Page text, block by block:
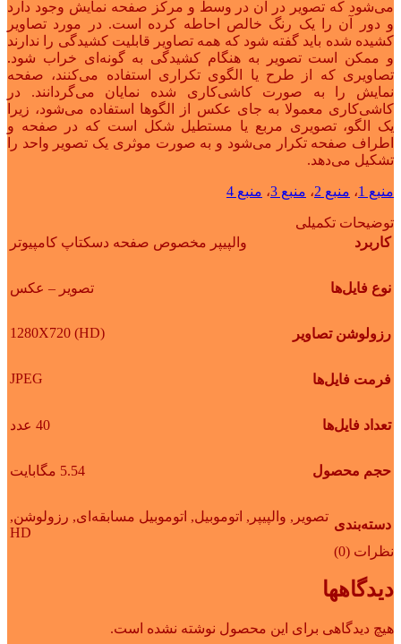
می‌شود که تصویر در آن در وسط و مرکز صفحه نمایش وجود دارد
و دور آن را یک رنگ خالص احاطه کرده است. در مورد تصاویر
کشیده شده باید گفته شود که همه تصاویر قابلیت کشیدگی را ندارند
و ممکن است تصویر به هنگام کشیدگی به گونه‌ای خراب شود.
تصاویری که از طرح یا الگوی تکراری استفاده می‌کنند، صفحه
نمایش را به صورت کاشی‌کاری شده نمایان می‌گردانند. در
کاشی‌کاری معمولا به جای عکس از الگوها استفاده می‌شود، زیرا
یک الگو، تصویری مربع یا مستطیل شکل است که در صفحه و
اطراف صفحه تکرار می‌شود و به صورت موثری یک تصویر واحد را
تشکیل می‌دهد.
منبع 1 ، منبع 2 ، منبع 3 ، منبع 4
توضیحات تکمیلی
کاربرد
والپیپر مخصوص صفحه دسکتاپ کامپیوتر
نوع فایل‌ها تصویر – عکس
رزولوشن تصاویر 1280X720 (HD)
فرمت فایل‌ها JPEG
تعداد فایل‌ها 40 عدد
حجم محصول 5.54 مگابایت
دسته‌بندی
تصویر , والپیپر , اتوموبیل, اتوموبیل مسابقه‌ای, رزولوشن,
HD
نظرات (0)
دیدگاهها
هیچ دیدگاهی برای این محصول نوشته نشده است.